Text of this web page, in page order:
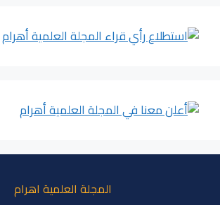
المجلة العلمية اهرام